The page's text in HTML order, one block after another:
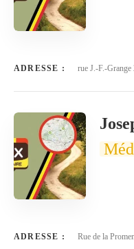
ADRESSE : rue J.-F.-
ADRESSE : Rue de la